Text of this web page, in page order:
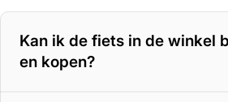
400 Wh accu– 70 tot 100 km
500 Wh accu– 100 tot 125 km
625 Wh accu
Kan ik de fiets in de winkel
en kopen?